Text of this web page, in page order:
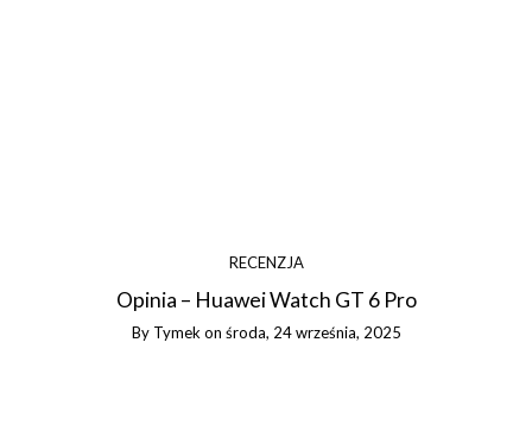
RECENZJA
Opinia – Huawei Watch GT 6 Pro
By Tymek on środa, 24 września, 2025